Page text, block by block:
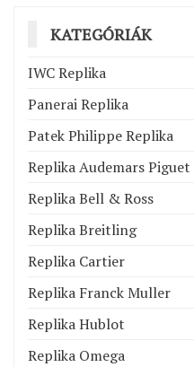
KATEGÓRIÁK
IWC Replika
Panerai Replika
Patek Philippe Replika
Replika Audemars Piguet
Replika Bell & Ross
Replika Breitling
Replika Cartier
Replika Franck Muller
Replika Hublot
Replika Omega